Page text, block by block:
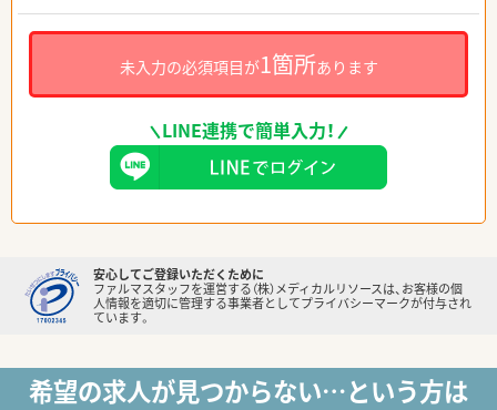
未入力の必須項目が1箇所あります
LINE連携で簡単入力！
安心してご登録いただくために
ファルマスタッフを運営する（株）メディカルリソースは、お客様の個
人情報を適切に管理する事業者としてプライバシーマークが付与され
ています。
希望の求人が見つからない…という方は